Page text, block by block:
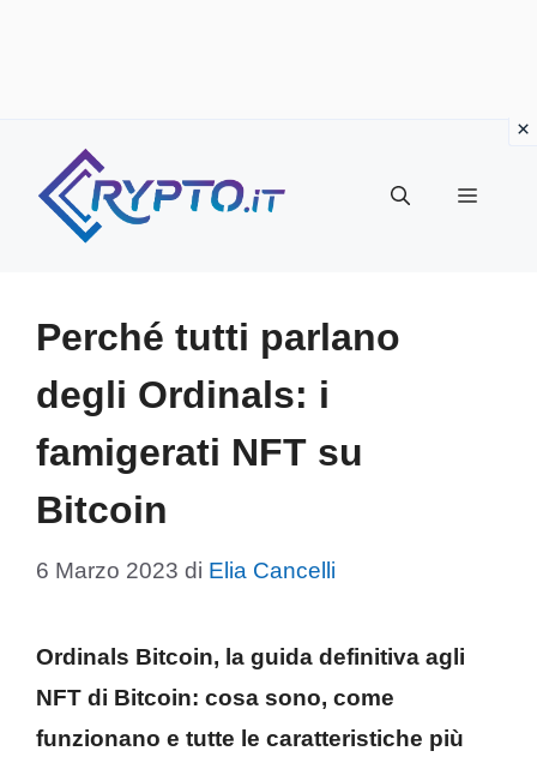
contenuto
Menu
Perché tutti parlano
degli Ordinals: i
famigerati NFT su
Bitcoin
6 Marzo 2023 di Elia Cancelli
Ordinals Bitcoin, la guida definitiva agli
NFT di Bitcoin: cosa sono, come
funzionano e tutte le caratteristiche più